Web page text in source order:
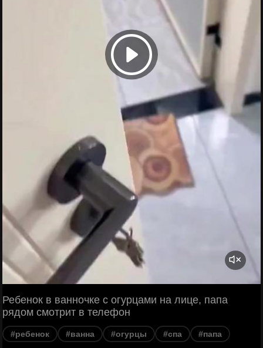
Ребенок в ванночке с огурцами на лице, папа
рядом смотрит в телефон
#ребенок #ванна #огурцы #спа #папа